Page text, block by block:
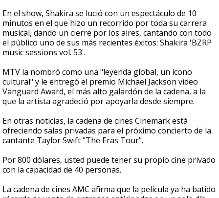
seconds
En el show, Shakira se lució con un espectáculo de 10
minutos en el que hizo un recorrido por toda su carrera
musical, dando un cierre por los aires, cantando con todo
el público uno de sus más recientes éxitos: Shakira 'BZRP
music sessions vol. 53'.
MTV la nombró como una "leyenda global, un ícono
cultural" y le entregó el premio Michael Jackson video
Vanguard Award, el más alto galardón de la cadena, a la
que la artista agradeció por apoyarla desde siempre.
En otras noticias, la cadena de cines Cinemark está
ofreciendo salas privadas para el próximo concierto de la
cantante Taylor Swift "The Eras Tour".
Por 800 dólares, usted puede tener su propio cine privado
con la capacidad de 40 personas.
La cadena de cines AMC afirma que la película ya ha batido